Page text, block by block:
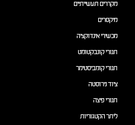
מקררים תעשייתיים
מיקסרים
מכשירי אינדוקציה
תנורי קונבקטומט
תנורי קומביסטימר
ציוד נירוסטה
תנורי פיצה
ליתר הקטגוריות